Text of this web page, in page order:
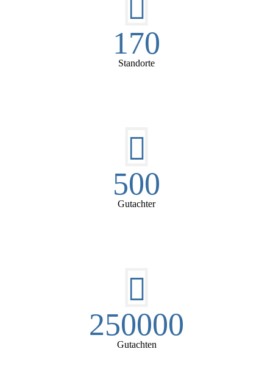
170
Standorte
500
Gutachter
250000
Gutachten